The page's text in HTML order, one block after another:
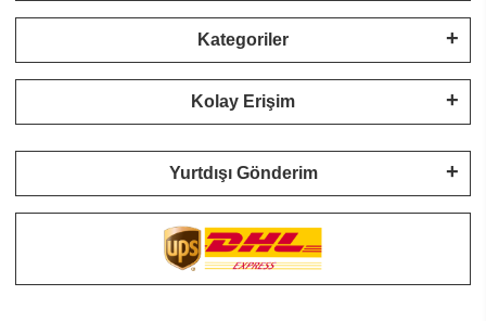
Kategoriler
Kolay Erişim
Yurtdışı Gönderim